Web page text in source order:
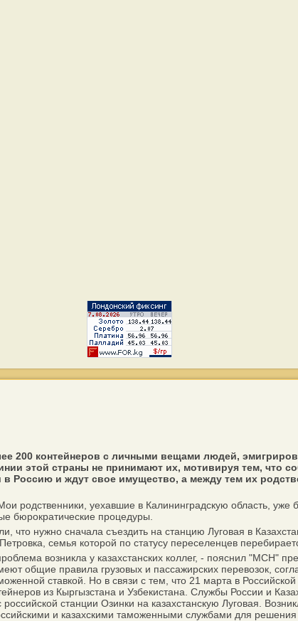
200 контейнеров с личными вещами людей,
этой страны не принимают их, мотивируя тем, что
Россию и ждут свое имущество, а между тем их
родственники, уехавшие в Калининградскую область,
бюрократические процедуры.
нужно сначала съездить на станцию Луговая в
семья которой по статусу переселенцев
возникла у казахстанских коллег, - пояснил "МСН"
общие правила грузовых и пассажирских перевозок,
ставкой. Но в связи с тем, что 21 марта в
из Кыргызстана и Узбекистана. Службы России и
станции Озинки на казахстанскую Луговая.
и казахскими таможенными службами для решения